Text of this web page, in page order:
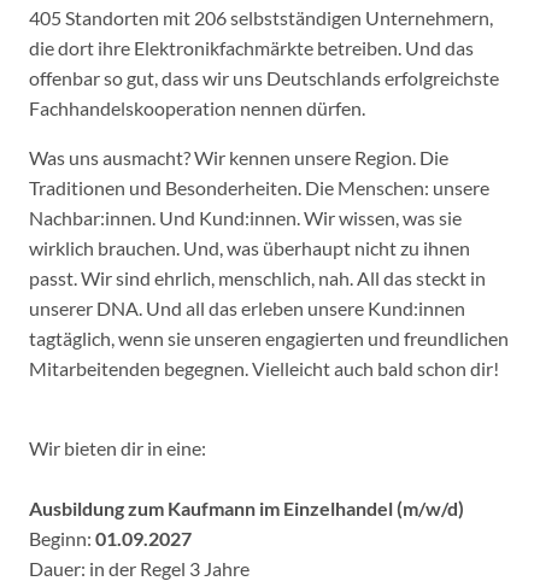
405 Standorten mit 206 selbstständigen Unternehmern,
die dort ihre Elektronikfachmärkte betreiben. Und das
offenbar so gut, dass wir uns Deutschlands erfolgreichste
Fachhandelskooperation nennen dürfen.
Was uns ausmacht? Wir kennen unsere Region. Die
Traditionen und Besonderheiten. Die Menschen: unsere
Nachbar:innen. Und Kund:innen. Wir wissen, was sie
wirklich brauchen. Und, was überhaupt nicht zu ihnen
passt. Wir sind ehrlich, menschlich, nah. All das steckt in
unserer DNA. Und all das erleben unsere Kund:innen
tagtäglich, wenn sie unseren engagierten und freundlichen
Mitarbeitenden begegnen. Vielleicht auch bald schon dir!
Wir bieten dir in eine:
Ausbildung zum Kaufmann im Einzelhandel (m/w/d)
Beginn: 01.09.2027
Dauer: in der Regel 3 Jahre